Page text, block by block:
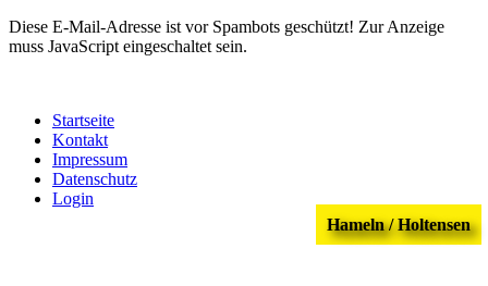
Hameln / Holtensen
Diese E-Mail-Adresse ist vor Spambots geschützt! Zur Anzeige
muss JavaScript eingeschaltet sein.
Startseite
Kontakt
Impressum
Datenschutz
Login